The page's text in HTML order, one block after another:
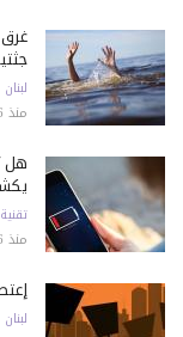
لبنان
منذ 6 أيام
هل
تقنية
منذ 6 أيام
لبنان